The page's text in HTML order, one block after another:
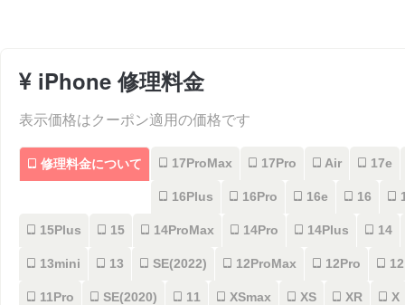
iPhone 修理料金
表示価格はクーポン適用の価格です
修理料金について 17ProMax 17Pro Air 17e
16Plus 16Pro 16e 16
15Plus 15 14ProMax 14Pro 14Plus 14
13mini 13 SE(2022) 12ProMax 12Pro 12
11Pro SE(2020) 11 XSmax XS XR X